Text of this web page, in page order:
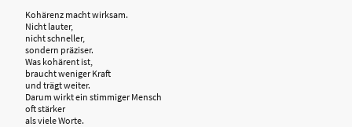
Kohärenz macht wirksam.
Nicht lauter,
nicht schneller,
sondern präziser.
Was kohärent ist,
braucht weniger Kraft
und trägt weiter.
Darum wirkt ein stimmiger Mensch
oft stärker
als viele Worte.